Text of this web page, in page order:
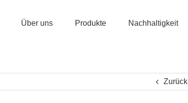
Über uns Produkte Nachhaltigkeit
Zurück